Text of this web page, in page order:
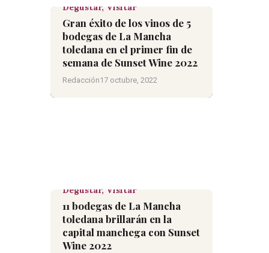
Degustar, Visitar
Gran éxito de los vinos de 5
bodegas de La Mancha
toledana en el primer fin de
semana de Sunset Wine 2022
Redacción17 octubre, 2022
Degustar, Visitar
11 bodegas de La Mancha
toledana brillarán en la
capital manchega con Sunset
Wine 2022